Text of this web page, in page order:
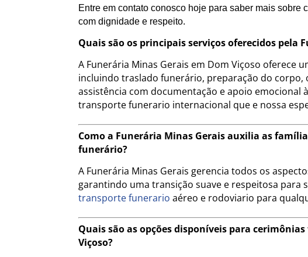
Entre em contato conosco hoje para saber mais sobre
com dignidade e respeito.
Quais são os principais serviços oferecidos pela
A Funerária Minas Gerais em Dom Viçoso oferece
incluindo traslado funerário, preparação do corpo,
assistência com documentação e apoio emocional
transporte funerario internacional que e nossa
Como a Funerária Minas Gerais auxilia as
funerário?
A Funerária Minas Gerais gerencia todos os
garantindo uma transição suave e respeitosa para
transporte funerario aéreo e rodoviario para
Quais são as opções disponíveis para
Viçoso?